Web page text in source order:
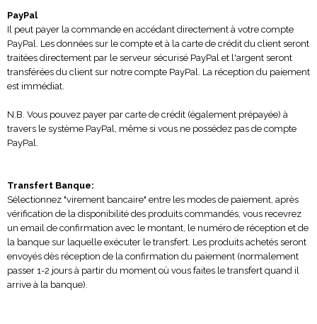
PayPal
Il peut payer la commande en accédant directement à votre compte
PayPal. Les données sur le compte et à la carte de crédit du client seront
traitées directement par le serveur sécurisé PayPal et l'argent seront
transférées du client sur notre compte PayPal. La réception du paiement
est immédiat.
N.B. Vous pouvez payer par carte de crédit (également prépayée) à
travers le système PayPal, même si vous ne possédez pas de compte
PayPal.
Transfert Banque:
Sélectionnez "virement bancaire" entre les modes de paiement, après
vérification de la disponibilité des produits commandés, vous recevrez
un email de confirmation avec le montant, le numéro de réception et de
la banque sur laquelle exécuter le transfert. Les produits achetés seront
envoyés dès réception de la confirmation du paiement (normalement
passer 1-2 jours à partir du moment où vous faites le transfert quand il
arrive à la banque).